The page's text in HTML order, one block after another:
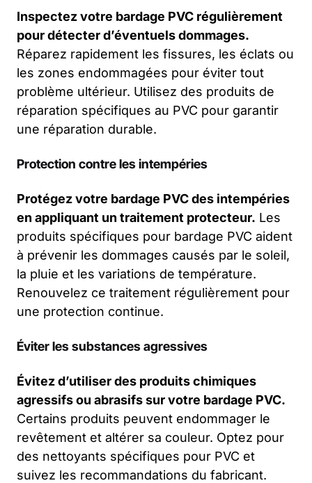
Inspectez votre bardage PVC régulièrement
pour détecter d’éventuels dommages.
Réparez rapidement les fissures, les éclats ou
les zones endommagées pour éviter tout
problème ultérieur. Utilisez des produits de
réparation spécifiques au PVC pour garantir
une réparation durable.
Protection contre les intempéries
Protégez votre bardage PVC des intempéries
en appliquant un traitement protecteur. Les
produits spécifiques pour bardage PVC aident
à prévenir les dommages causés par le soleil,
la pluie et les variations de température.
Renouvelez ce traitement régulièrement pour
une protection continue.
Éviter les substances agressives
Évitez d’utiliser des produits chimiques
agressifs ou abrasifs sur votre bardage PVC.
Certains produits peuvent endommager le
revêtement et altérer sa couleur. Optez pour
des nettoyants spécifiques pour PVC et
suivez les recommandations du fabricant.